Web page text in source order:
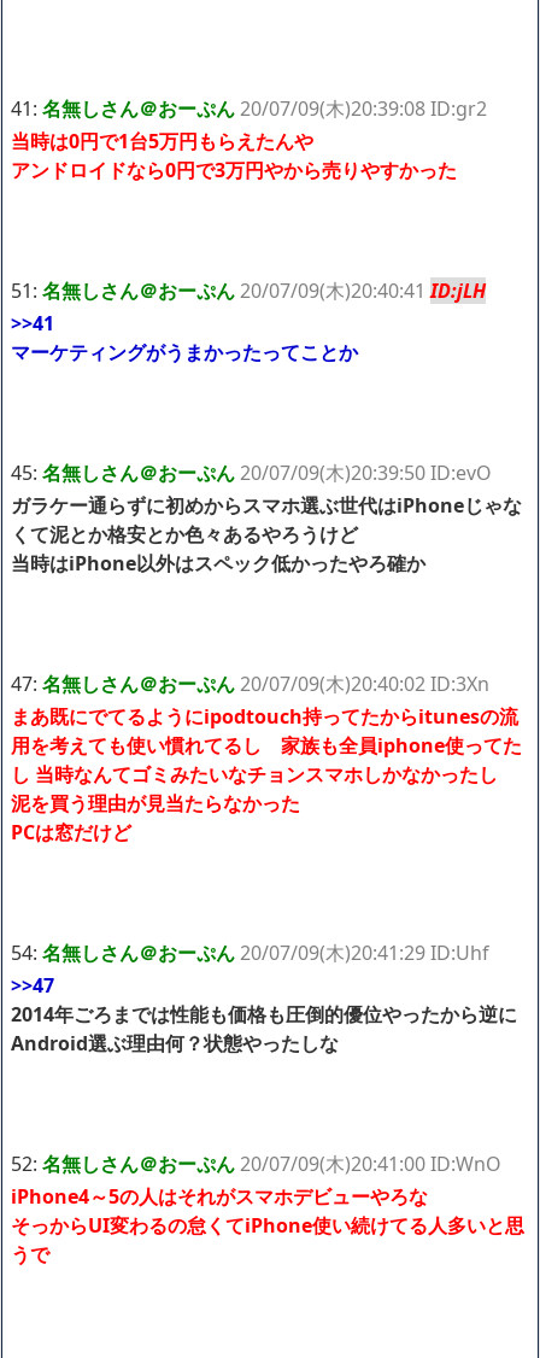
41: 名無しさん＠おーぷん20/07/09(木)20:39:08 ID:gr2
当時は0円で1台5万円もらえたんや
アンドロイドなら0円で3万円やから売りやすかった
51: 名無しさん＠おーぷん20/07/09(木)20:40:41ID:jLH
>>41
マーケティングがうまかったってことか
45: 名無しさん＠おーぷん20/07/09(木)20:39:50 ID:evO
ガラケー通らずに初めからスマホ選ぶ世代はiPhoneじゃな
くて泥とか格安とか色々あるやろうけど
当時はiPhone以外はスペック低かったやろ確か
47: 名無しさん＠おーぷん20/07/09(木)20:40:02 ID:3Xn
まあ既にでてるようにipodtouch持ってたからitunesの流
用を考えても使い慣れてるし 家族も全員iphone使ってた
し 当時なんてゴミみたいなチョンスマホしかなかったし
泥を買う理由が見当たらなかった
PCは窓だけど
54: 名無しさん＠おーぷん20/07/09(木)20:41:29 ID:Uhf
>>47
2014年ごろまでは性能も価格も圧倒的優位やったから逆に
Android選ぶ理由何？状態やったしな
52: 名無しさん＠おーぷん20/07/09(木)20:41:00 ID:WnO
iPhone4～5の人はそれがスマホデビューやろな
そっからUI変わるの怠くてiPhone使い続けてる人多いと思
うで